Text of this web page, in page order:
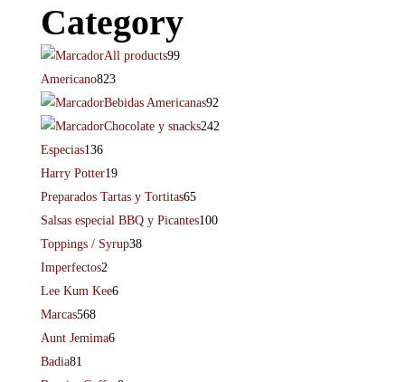
Category
All products99
Americano823
Bebidas Americanas92
Chocolate y snacks242
Especias136
Harry Potter19
Preparados Tartas y Tortitas65
Salsas especial BBQ y Picantes100
Toppings / Syrup38
Imperfectos2
Lee Kum Kee6
Marcas568
Aunt Jemima6
Badia81